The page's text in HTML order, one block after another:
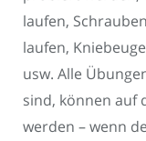
laufen,
laufen,
usw. Alle
sind, können
werden – wenn